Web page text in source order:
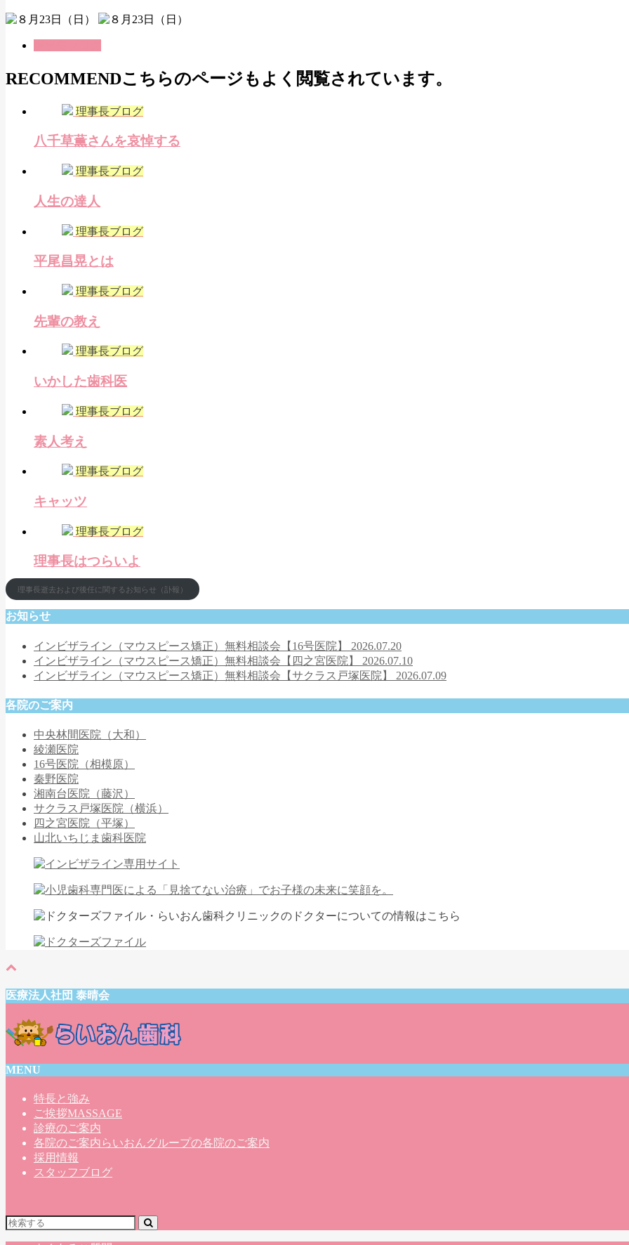
RECOMMENDこちらのページもよく閲覧されています。
理事長ブログ
八千草薫さんを哀悼する
理事長ブログ
人生の達人
理事長ブログ
平尾昌晃とは
理事長ブログ
先輩の教え
理事長ブログ
いかした歯科医
理事長ブログ
素人考え
理事長ブログ
キャッツ
理事長ブログ
理事長はつらいよ
理事長逝去および後任に関するお知らせ（訃報）
お知らせ
インビザライン（マウスピース矯正）無料相談会【16号医院】 2026.07.20
インビザライン（マウスピース矯正）無料相談会【四之宮医院】 2026.07.10
インビザライン（マウスピース矯正）無料相談会【サクラス戸塚医院】 2026.07.09
各院のご案内
中央林間医院（大和）
綾瀬医院
16号医院（相模原）
秦野医院
湘南台医院（藤沢）
サクラス戸塚医院（横浜）
四之宮医院（平塚）
山北いちじま歯科医院
医療法人社団 泰晴会
MENU
特長と強み
ご挨拶MASSAGE
診療のご案内
各院のご案内 らいおんグループの各院のご案内
採用情報
スタッフブログ